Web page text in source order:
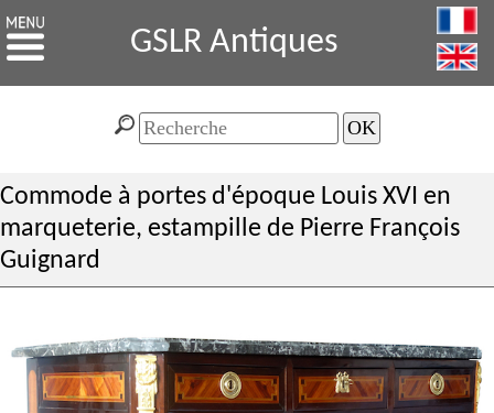
GSLR Antiques
Commode à portes d'époque Louis XVI en
marqueterie, estampille de Pierre François
Guignard